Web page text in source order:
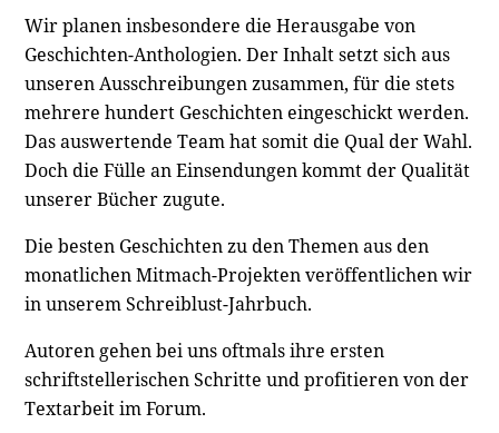
Wir planen insbesondere die Herausgabe von
Geschichten-Anthologien. Der Inhalt setzt sich aus
unseren Ausschreibungen zusammen, für die stets
mehrere hundert Geschichten eingeschickt werden.
Das auswertende Team hat somit die Qual der Wahl.
Doch die Fülle an Einsendungen kommt der Qualität
unserer Bücher zugute.
Die besten Geschichten zu den Themen aus den
monatlichen Mitmach-Projekten veröffentlichen wir
in unserem Schreiblust-Jahrbuch.
Autoren gehen bei uns oftmals ihre ersten
schriftstellerischen Schritte und profitieren von der
Textarbeit im Forum.